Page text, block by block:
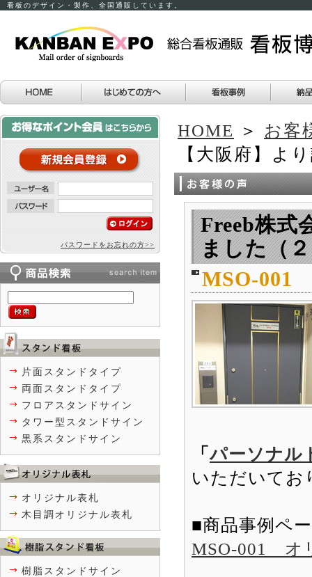
看板のデザイン・製作、全国通販しています。
HOME ＞ お客
【大阪府】よ
Freeb株式
ました（
MSO-001
「パーソナル
いただいてお
■商品事例ペ
MSO-001 オ
パスワードをお忘れの方>>
片面スタンドタイプ
両面スタンドタイプ
フロアスタンドサイン
タワー型スタンドサイン
黒系スタンドサイン
オリジナル表札
木目調オリジナル表札
樹脂スタンドサイン